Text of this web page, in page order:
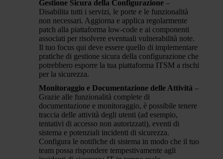
Gestione Sicura della Configurazione –
Disabilita tutti i servizi, le porte e le funzionalità
non necessari. Aggiorna e applica regolarmente
patch alla piattaforma low-code e ai componenti
associati per risolvere eventuali vulnerabilità note.
Il tuo focus qui deve essere quello di implementare
pratiche di gestione sicura della configurazione che
potrebbero esporre la tua piattaforma ITSM a rischi
per la sicurezza.
Monitoraggio e Documentazione delle Attività –
Grazie alle funzionalità complete di
documentazione e monitoraggio, è possibile tenere
traccia delle attività degli utenti (ad esempio,
tentativi di accesso non autorizzati), eventi di
sistema e potenziali incidenti di sicurezza.
Configura le notifiche di sistema in modo che il tuo
team possa rispondere tempestivamente agli